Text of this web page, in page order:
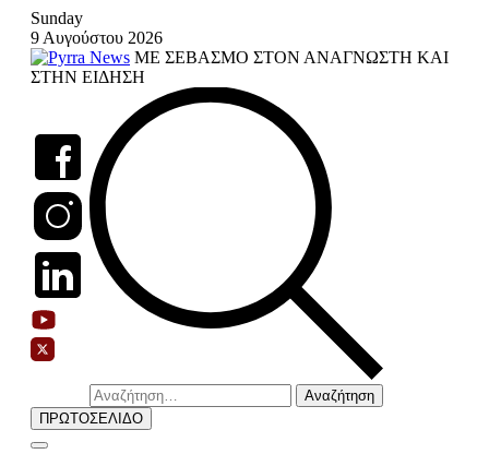
Skip
content
Sunday
9 Αυγούστου 2026
ΜΕ ΣΕΒΑΣΜΟ ΣΤΟΝ ΑΝΑΓΝΩΣΤΗ ΚΑΙ
ΣΤΗΝ ΕΙΔΗΣΗ
Αναζήτηση
για:
ΠΡΩΤΟΣΕΛΙΔΟ